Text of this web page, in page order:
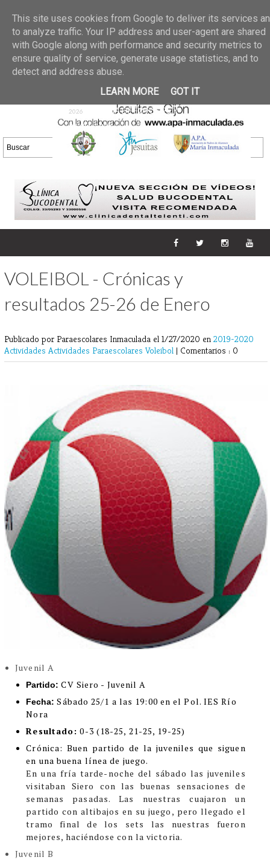
02 jun 2026
GALERIA DE FOTOS
30/05/2026
25 may 2026
GALERIA
DE FOTOS 23/05/2026
20 may
2026
GALERIA DE FOTOS
16/05/2026
DE FOTOS 09/05/2026
28 abr
2026
GALERIA DE FOTOS 25 Y
26/04/2026
VOLEIBOL - Crónicas y
resultados 25-26 de Enero
Publicado por Paraescolares Inmaculada el 1/27/2020 en 2019-2020
Actividades Actividades Paraescolares Voleibol | Comentarios : 0
Juvenil A
Partido: CV Siero - Juvenil A
Fecha: Sábado 25/1 a las 19:00 en el Pol. IES Río
Nora
Resultado: 0-3 (18-25, 21-25, 19-25)
Crónica: Buen partido de la juveniles que siguen
en una buena línea de juego.
En una fría tarde-noche del sábado las juveniles
visitaban Siero con las buenas sensaciones de
semanas pasadas. Las nuestras cuajaron un
partido con altibajos en su juego, pero llegado el
tramo final de los sets las nuestras fueron
mejores, haciéndose con la victoria.
Juvenil B
This site uses cookies from Google to deliver its services
to analyze traffic. Your IP address and user-agent are shared
with Google along with performance and security metrics to
ensure quality of service, generate usage statistics, and to
detect and address abuse.
LEARN MORE
GOT IT